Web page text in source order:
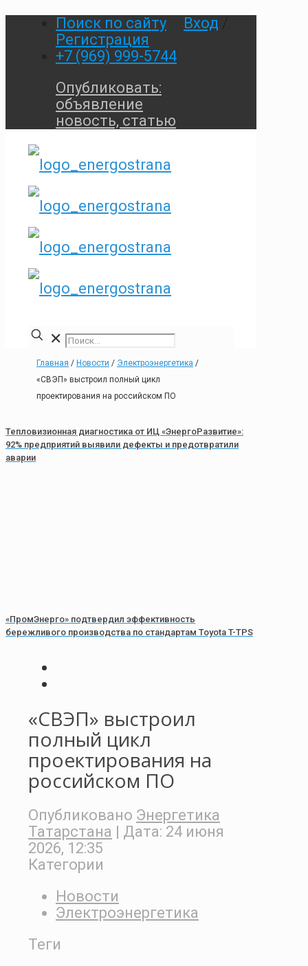
Поиск по сайту Вход
Регистрация
+7 (969) 999-5744
Опубликовать:
объявление
новость, статью
✕
Главная / Новости / Электроэнергетика /
«СВЭП» выстроил полный цикл
проектирования на российском ПО
Тепловизионная диагностика от ИЦ «ЭнергоРазвитие»:
92% предприятий выявили дефекты и предотвратили
аварии
«ПромЭнерго» подтвердил эффективность
бережливого производства по стандартам Toyota T-TPS
«СВЭП» выстроил
полный цикл
проектирования на
российском ПО
Опубликовано Энергетика
Татарстана | Дата: 24 июня
2026, 12:35
Категории
Новости
Электроэнергетика
Теги